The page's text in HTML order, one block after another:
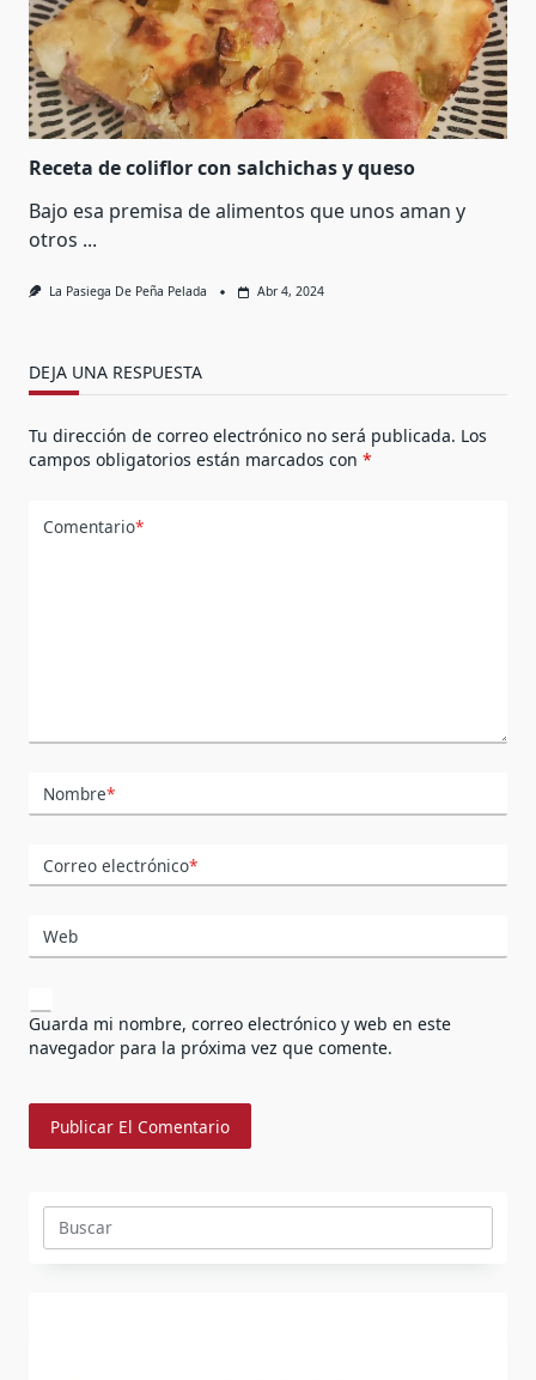
Receta de coliflor con salchichas y queso
Bajo esa premisa de alimentos que unos aman y
otros ...
La Pasiega De Peña Pelada Abr 4, 2024
DEJA UNA RESPUESTA
Tu dirección de correo electrónico no será publicada. Los
campos obligatorios están marcados con *
Comentario*
Nombre*
Correo electrónico*
Web
Guarda mi nombre, correo electrónico y web en este
navegador para la próxima vez que comente.
Buscar: